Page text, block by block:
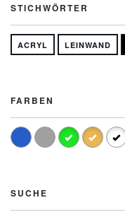
STICHWÖRTER
ACRYL LEINWAND
FARBEN
SUCHE